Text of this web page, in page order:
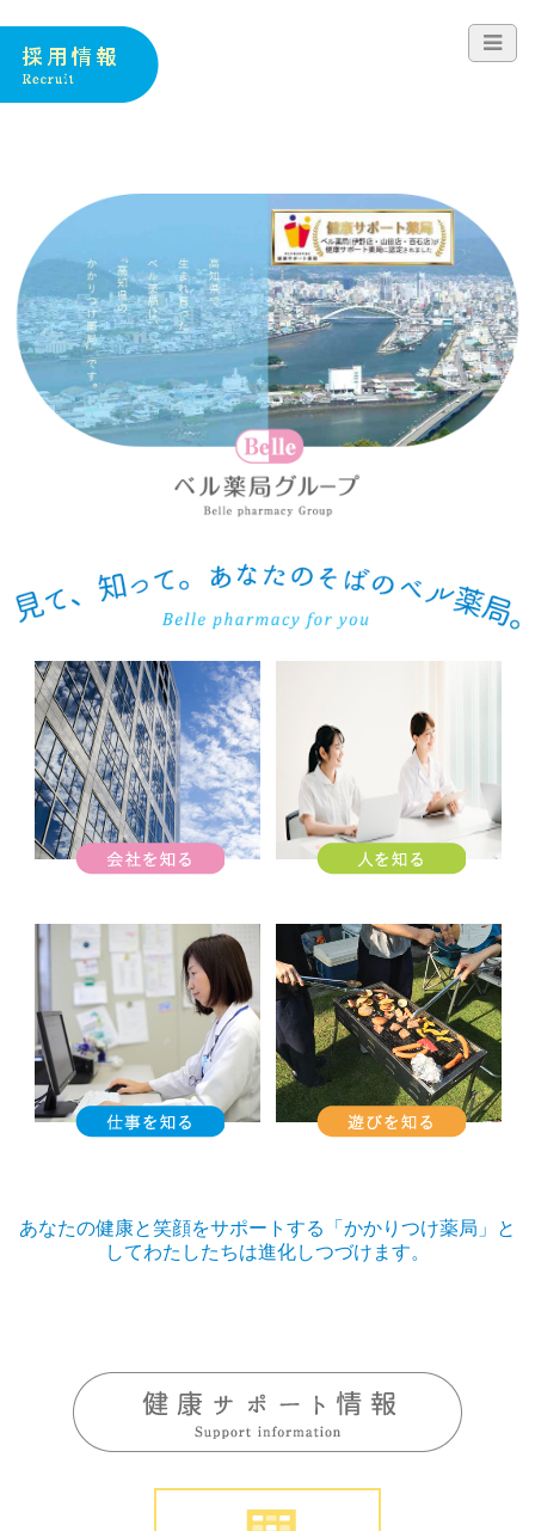
あなたの健康と笑顔をサポートする「かかりつけ薬局」と
してわたしたちは進化しつづけます。